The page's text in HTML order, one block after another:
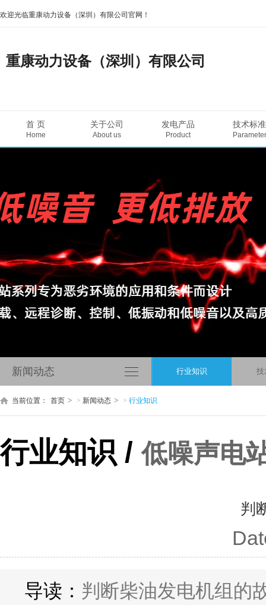
欢迎光临重康动力设备（深圳）有限公司官网！
重康动力设备（深圳）有限公司
首 页
Home
关于公司
About us
发电产品
Product
技术标准
Parameter
新闻动态 行业知识 技
当前位置： 首页 > 新闻动态 > 行业知识
行业知识 /低噪声电
判
导读： 判断柴油发电机组的